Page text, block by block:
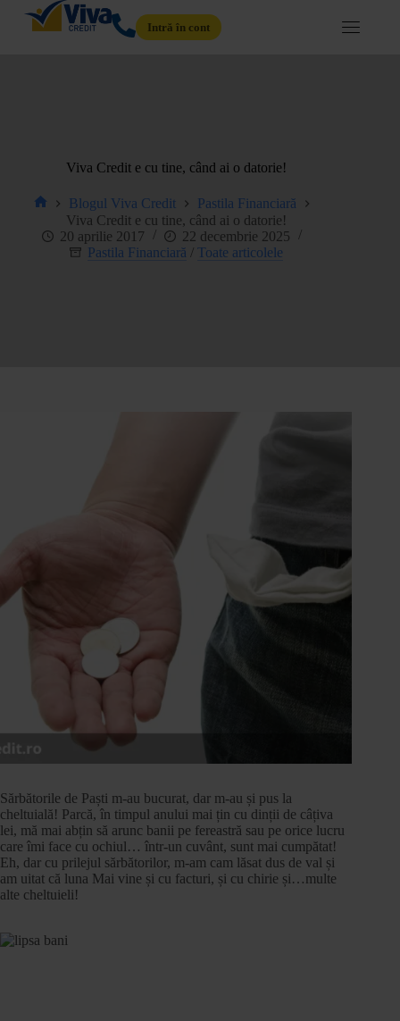
Intră în cont
Viva Credit e cu tine, când ai o datorie!
Blogul Viva Credit
Pastila Financiară
Viva Credit e cu tine, când ai o datorie!
20 aprilie 2017
22 decembrie 2025
Pastila Financiară / Toate articolele
Sărbătorile de Paști m-au bucurat, dar m-au și pus la
cheltuială! Parcă, în timpul anului mai țin cu dinții de câțiva
lei, mă mai abțin să arunc banii pe fereastră sau pe orice lucru
care îmi face cu ochiul… într-un cuvânt, sunt mai cumpătat!
Eh, dar cu prilejul sărbătorilor, m-am cam lăsat dus de val și
am uitat că luna Mai vine și cu facturi, și cu chirie și…multe
alte cheltuieli!